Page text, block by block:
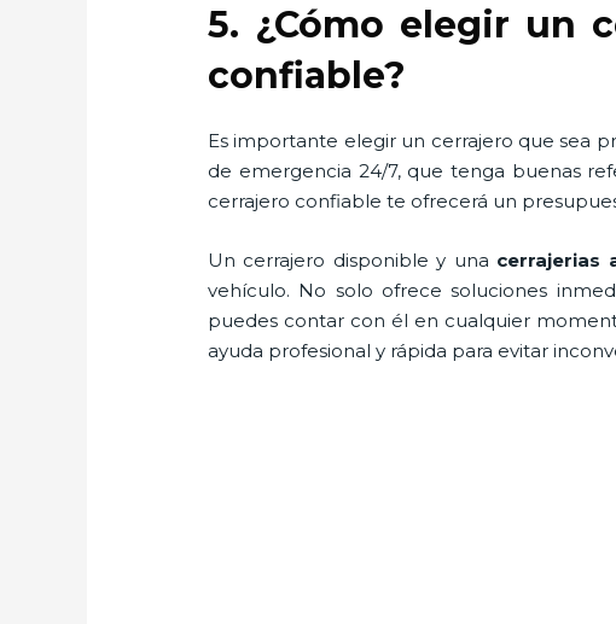
5. ¿Cómo elegir un
confiable?
Es importante elegir un cerrajero que sea
de emergencia 24/7, que tenga buenas
cerrajero confiable te ofrecerá un
Un cerrajero disponible y una cerrajerias
vehículo. No solo ofrece soluciones
puedes contar con él en cualquier
ayuda profesional y rápida para evitar